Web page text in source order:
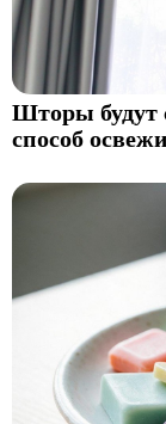
Шторы будут
способ